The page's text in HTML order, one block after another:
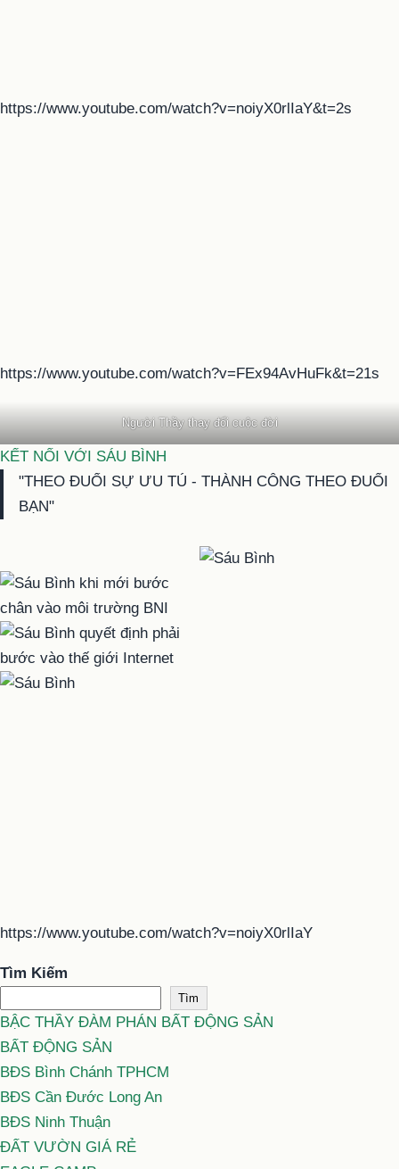
https://www.youtube.com/watch?v=noiyX0rlIaY&t=2s
https://www.youtube.com/watch?v=FEx94AvHuFk&t=21s
Người Thầy thay đổi cuộc đời
KẾT NỐI VỚI SÁU BÌNH
"THEO ĐUỔI SỰ ƯU TÚ - THÀNH CÔNG THEO ĐUỔI
BẠN"
https://www.youtube.com/watch?v=noiyX0rlIaY
Tìm Kiếm
Tìm
BẬC THẦY ĐÀM PHÁN BẤT ĐỘNG SẢN
BẤT ĐỘNG SẢN
BĐS Bình Chánh TPHCM
BĐS Cần Đước Long An
BĐS Ninh Thuận
ĐẤT VƯỜN GIÁ RẺ